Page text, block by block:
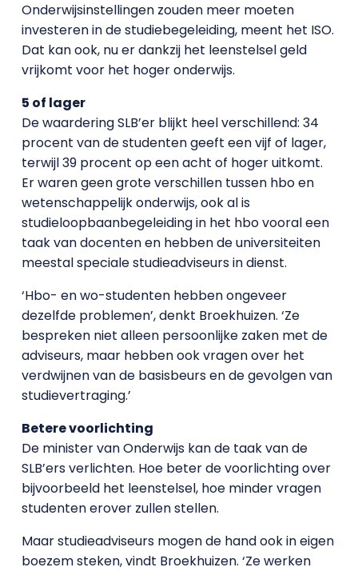
Onderwijsinstellingen zouden meer moeten
investeren in de studiebegeleiding, meent het ISO.
Dat kan ook, nu er dankzij het leenstelsel geld
vrijkomt voor het hoger onderwijs.
5 of lager
De waardering SLB’er blijkt heel verschillend: 34
procent van de studenten geeft een vijf of lager,
terwijl 39 procent op een acht of hoger uitkomt.
Er waren geen grote verschillen tussen hbo en
wetenschappelijk onderwijs, ook al is
studieloopbaanbegeleiding in het hbo vooral een
taak van docenten en hebben de universiteiten
meestal speciale studieadviseurs in dienst.
‘Hbo- en wo-studenten hebben ongeveer
dezelfde problemen’, denkt Broekhuizen. ‘Ze
bespreken niet alleen persoonlijke zaken met de
adviseurs, maar hebben ook vragen over het
verdwijnen van de basisbeurs en de gevolgen van
studievertraging.’
Betere voorlichting
De minister van Onderwijs kan de taak van de
SLB’ers verlichten. Hoe beter de voorlichting over
bijvoorbeeld het leenstelsel, hoe minder vragen
studenten erover zullen stellen.
Maar studieadviseurs mogen de hand ook in eigen
boezem steken, vindt Broekhuizen. ‘Ze werken